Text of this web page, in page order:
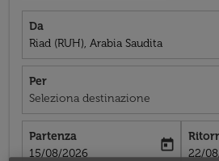
Da
Riad (RUH), Arabia Saudita
Per
Seleziona destinazione
Partenza
fc-booking-departure-date-aria-label
15/08/2026
today
fc-
22/